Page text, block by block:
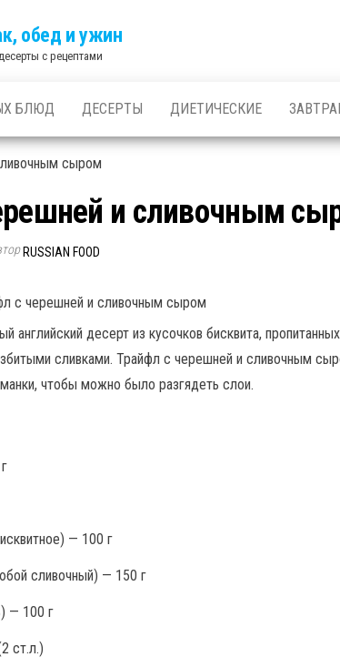
обед и ужин
с рецептами
БЛЮД ДЕСЕРТЫ ДИЕТИЧЕСКИЕ
и сливочным
RUSSIAN FOOD
английский десерт из кусочков бисквита,
сливками. Трайфл с черешней и сливочным
чтобы можно было разгядеть слои.
— 100 г
сливочный) — 150 г
— 100 г
ст.л.)